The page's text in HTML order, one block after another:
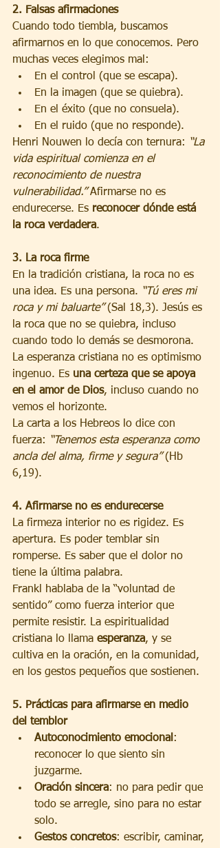
2. Falsas afirmaciones
Cuando todo tiembla, buscamos
afirmarnos en lo que conocemos. Pero
muchas veces elegimos mal:
En el control (que se escapa).
En la imagen (que se quiebra).
En el éxito (que no consuela).
En el ruido (que no responde).
Henri Nouwen lo decía con ternura:
“La
vida espiritual comienza en el
reconocimiento de nuestra
vulnerabilidad.” Afirmarse no es
endurecerse. Es reconocer dónde está
la roca verdadera.
3. La roca firme
En la tradición cristiana, la roca no es
una idea. Es una persona. “Tú eres mi
roca y mi baluarte” (Sal 18,3). Jesús es
la roca que no se quiebra, incluso
cuando todo lo demás se desmorona.
La esperanza cristiana no es optimismo
ingenuo. Es una certeza que se apoya
en el amor de Dios, incluso cuando no
vemos el horizonte.
La carta a los Hebreos lo dice con
fuerza:
“Tenemos esta esperanza como
ancla del alma, firme y segura” (Hb
6,19).
4. Afirmarse no es endurecerse
La firmeza interior no es rigidez. Es
apertura. Es poder temblar sin
romperse. Es saber que el dolor no
tiene la última palabra.
Frankl hablaba de la “voluntad de
sentido” como fuerza interior que
permite resistir. La espiritualidad
cristiana lo llama esperanza, y se
cultiva en la oración, en la comunidad,
en los gestos pequeños que sostienen.
5. Prácticas para afirmarse en medio
del temblor
Autoconocimiento emocional:
reconocer lo que siento sin
juzgarme.
Oración sincera: no para pedir que
todo se arregle, sino para no estar
solo.
Gestos concretos: escribir, caminar,